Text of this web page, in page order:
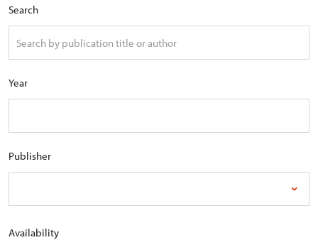
Search
Year
Publisher
Availability